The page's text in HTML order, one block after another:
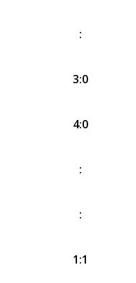
:
3:0
4:0
:
:
1:1